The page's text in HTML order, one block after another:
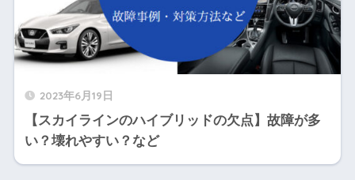
2023年6月19日
【スカイラインのハイブリッドの欠点】故障が多
い？壊れやすい？など